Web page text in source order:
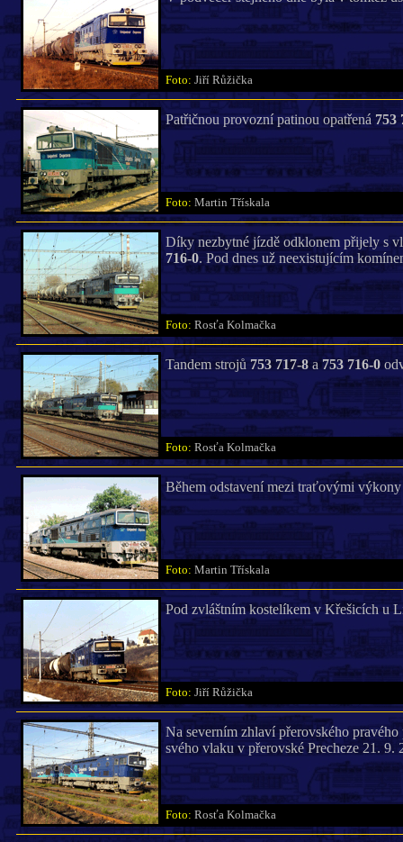
Foto: Jiří Růžička
Patřičnou provozní patinou opatřená 753
Foto: Martin Třískala
Díky nezbytné jízdě odklonem přijely s
716-0. Pod dnes už neexistujícím
Foto: Rosťa Kolmačka
Tandem strojů 753 717-8a 753 716-0
Foto: Rosťa Kolmačka
Během odstavení mezi traťovými
Foto: Martin Třískala
Pod zvláštním kostelíkem v Křešicích u
Foto: Jiří Růžička
Na severním zhlaví přerovského
svého vlaku v přerovské Precheze 21. 9.
Foto: Rosťa Kolmačka